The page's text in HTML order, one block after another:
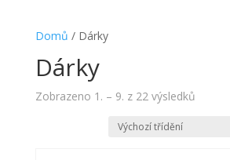
Domů / Dárky
Dárky
Zobrazeno 1. – 9. z 22 výsledků